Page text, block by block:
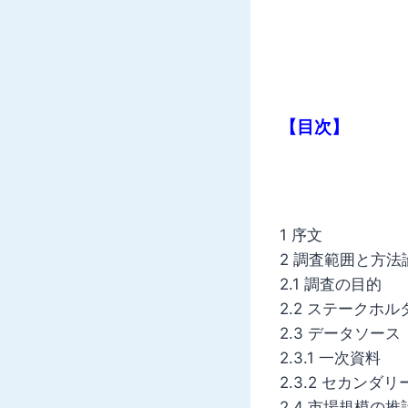
【目次】
1 序文
2 調査範囲と方法
2.1 調査の目的
2.2 ステークホル
2.3 データソース
2.3.1 一次資料
2.3.2 セカンダリ